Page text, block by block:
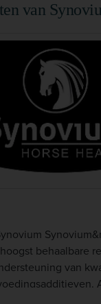
van
behaalbare
van